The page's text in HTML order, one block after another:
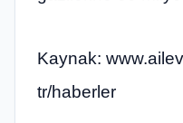
Kaynak:
tr/haberler